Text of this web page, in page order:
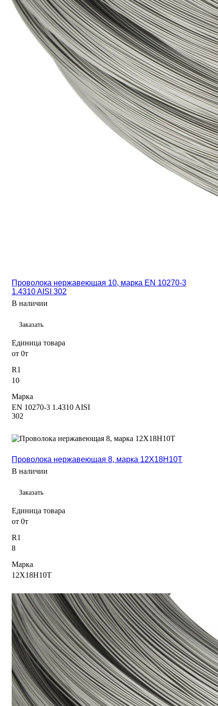
Проволока нержавеющая 10, марка EN 10270-3
1.4310 AISI 302
В наличии
Заказать
Единица товара
от 0т
R1
10
Марка
EN 10270-3 1.4310 AISI
302
Проволока нержавеющая 8, марка 12Х18Н10Т
В наличии
Заказать
Единица товара
от 0т
R1
8
Марка
12Х18Н10Т